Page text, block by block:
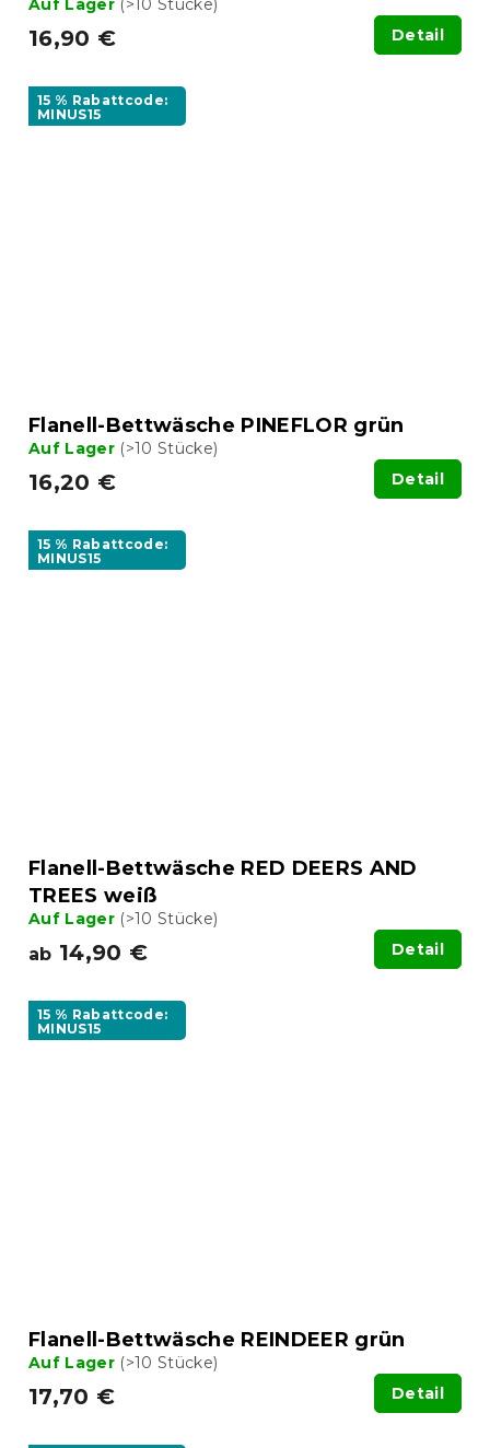
Auf Lager (>10 Stücke)
16,90 € Detail
15 % Rabattcode:
MINUS15
Flanell-Bettwäsche PINEFLOR grün
Auf Lager (>10 Stücke)
16,20 € Detail
15 % Rabattcode:
MINUS15
Flanell-Bettwäsche RED DEERS AND
TREES weiß
Auf Lager (>10 Stücke)
ab 14,90 € Detail
15 % Rabattcode:
MINUS15
Flanell-Bettwäsche REINDEER grün
Auf Lager (>10 Stücke)
17,70 € Detail